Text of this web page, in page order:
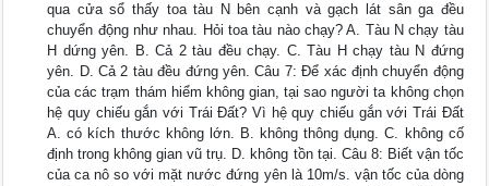
qua cửa sổ thấy toa tàu N bên cạnh và gạch lát sân ga đều
chuyển động như nhau. Hỏi toa tàu nào chạy? A. Tàu N chạy tàu
H dứng yên. B. Cả 2 tàu đều chạy. C. Tàu H chạy tàu N đứng
yên. D. Cả 2 tàu đều đứng yên. Câu 7: Để xác định chuyển động
của các trạm thám hiểm không gian, tại sao người ta không chọn
hệ quy chiếu gắn với Trái Đất? Vì hệ quy chiếu gắn với Trái Đất
A. có kích thước không lớn. B. không thông dụng. C. không cố
định trong không gian vũ trụ. D. không tồn tại. Câu 8: Biết vận tốc
của ca nô so với mặt nước đứng yên là 10m/s. vận tốc của dòng